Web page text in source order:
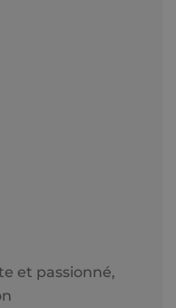
et passionné,